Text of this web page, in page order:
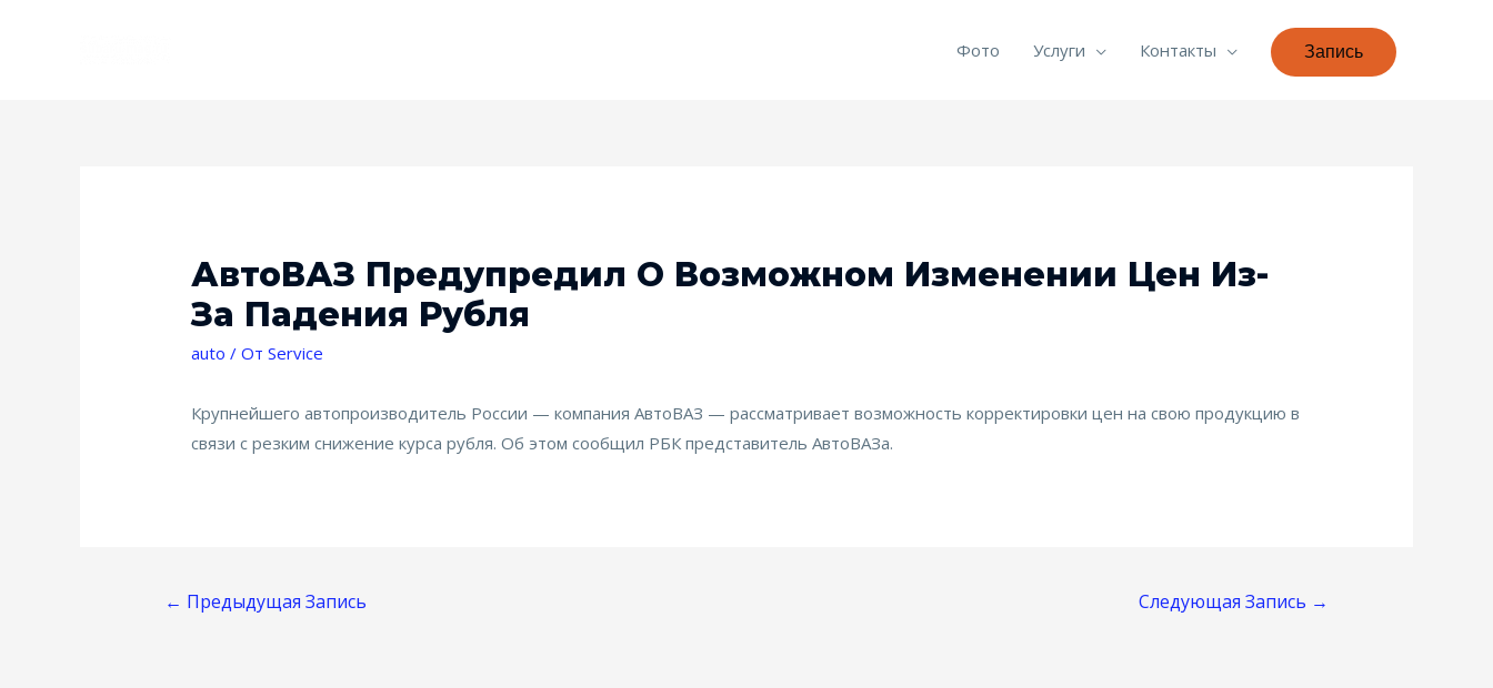
Фото Услуги Контакты Запись
АвтоВАЗ Предупредил О Возможном Изменении Цен Из-
За Падения Рубля
auto / От Service
Крупнейшего автопроизводитель России — компания АвтоВАЗ — рассматривает возможность корректировки цен на свою продукцию в
связи с резким снижение курса рубля. Об этом сообщил РБК представитель АвтоВАЗа.
Навигация
← Предыдущая Запись Следующая Запись →